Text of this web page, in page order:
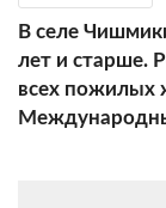
В селе
лет и старше.
всех пожилых